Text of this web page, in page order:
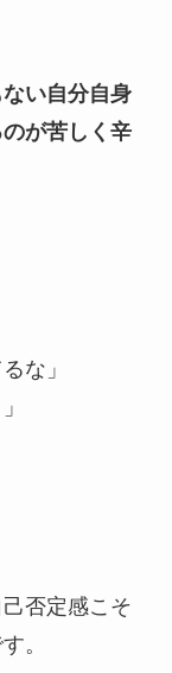
い自分自身
が苦しく辛
な」
否定感こそ
。